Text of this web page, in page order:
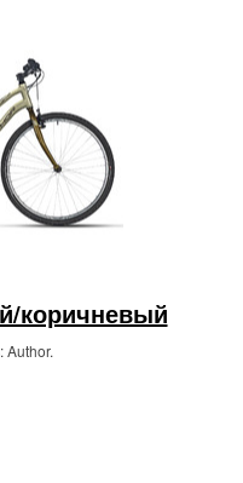
коричневый
Author.